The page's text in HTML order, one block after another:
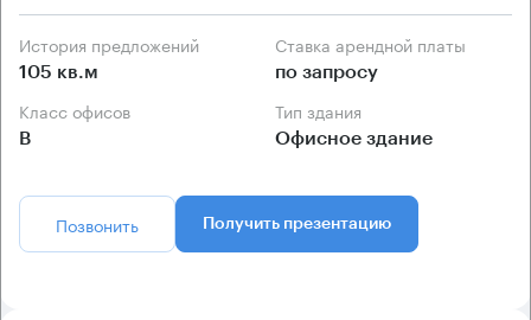
История предложений
105 кв.м
Ставка арендной платы
по запросу
Класс офисов
B
Тип здания
Офисное здание
Позвонить Получить презентацию